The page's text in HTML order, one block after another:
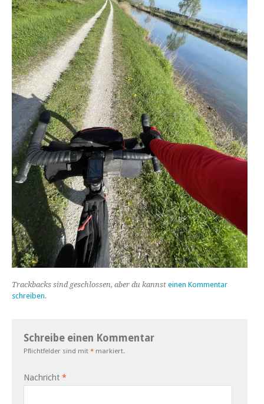
Trackbacks sind geschlossen, aber du kannst einen Kommentar
schreiben.
Schreibe einen Kommentar
Pflichtfelder sind mit * markiert.
Nachricht *